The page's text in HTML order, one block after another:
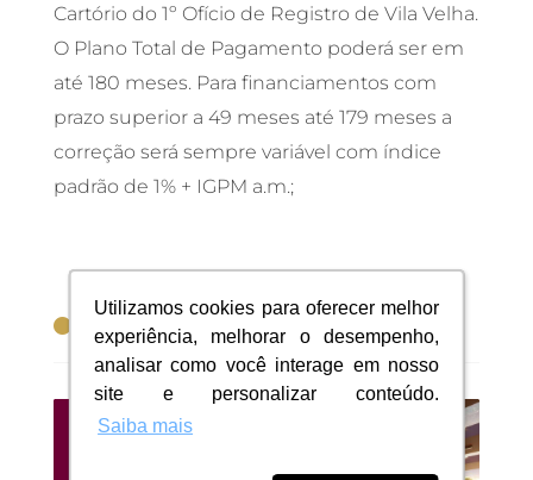
Utilizamos cookies para oferecer melhor
experiência, melhorar o desempenho,
analisar como você interage em nosso
site e personalizar conteúdo.
Saiba mais
Utilizamos cookies para oferecer melhor
experiência, melhorar o desempenho,
analisar como você interage em nosso
site e personalizar conteúdo.
Saiba mais
Cartório do 1º Ofício de Registro de Vila Velha.
O Plano Total de Pagamento poderá ser em
até 180 meses. Para financiamentos com
prazo superior a 49 meses até 179 meses a
correção será sempre variável com índice
padrão de 1% + IGPM a.m.;
 Outas postagens